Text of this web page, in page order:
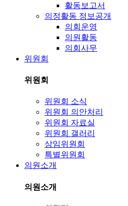
활동보고서
의정활동 정보공개
의회운영
의원활동
의회사무
위원회
위원회
위원회 소식
위원회 의안처리
위원회 자료실
위원회 갤러리
상임위원회
특별위원회
의원소개
의원소개